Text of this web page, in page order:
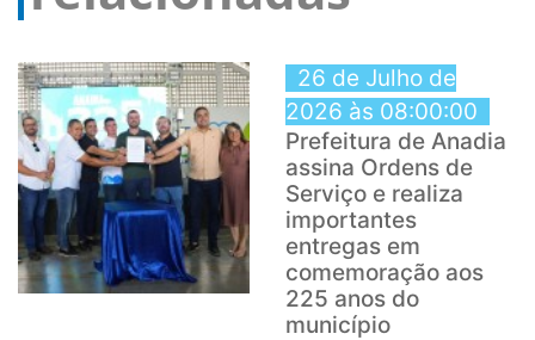
26 de Julho de
2026 às 08:00:00
Prefeitura de Anadia
assina Ordens de
Serviço e realiza
importantes
entregas em
comemoração aos
225 anos do
município